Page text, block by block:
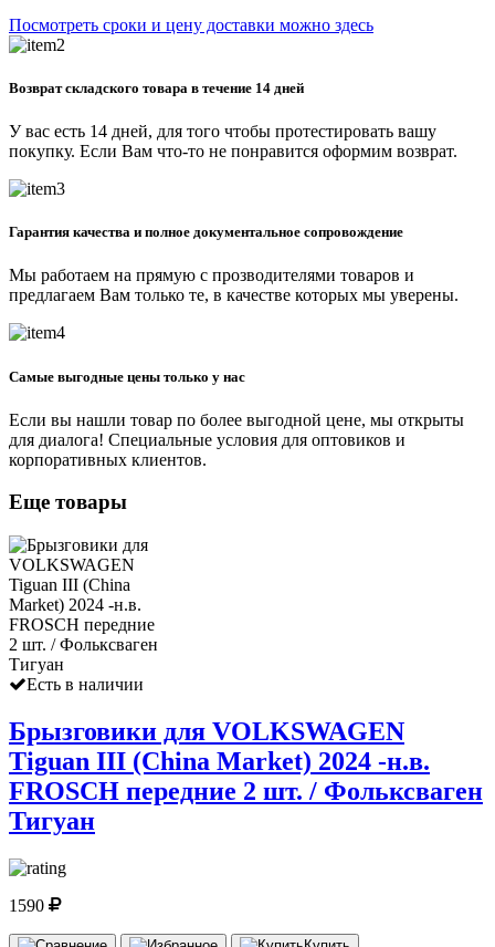
Посмотреть сроки и цену доставки можно здесь
Возврат складского товара в течение 14 дней
У вас есть 14 дней, для того чтобы протестировать вашу
покупку. Если Вам что-то не понравится оформим возврат.
Гарантия качества и полное документальное сопровождение
Мы работаем на прямую с прозводителями товаров и
предлагаем Вам только те, в качестве которых мы уверены.
Самые выгодные цены только у нас
Если вы нашли товар по более выгодной цене, мы открыты
для диалога! Специальные условия для оптовиков и
корпоративных клиентов.
Еще товары
Есть в наличии
Брызговики для VOLKSWAGEN
Tiguan III (China Market) 2024 -н.в.
FROSCH передние 2 шт. / Фольксваген
Тигуан
1590